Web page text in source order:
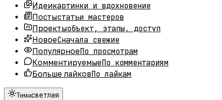
Идеикартинки и вдохновение
Постыстатьи мастеров
Проектыобъект, этапы, доступ
НовоеСначала свежие
ПопулярноеПо просмотрам
КомментируемыеПо комментариям
Больше лайковПо лайкам
Темасветлая